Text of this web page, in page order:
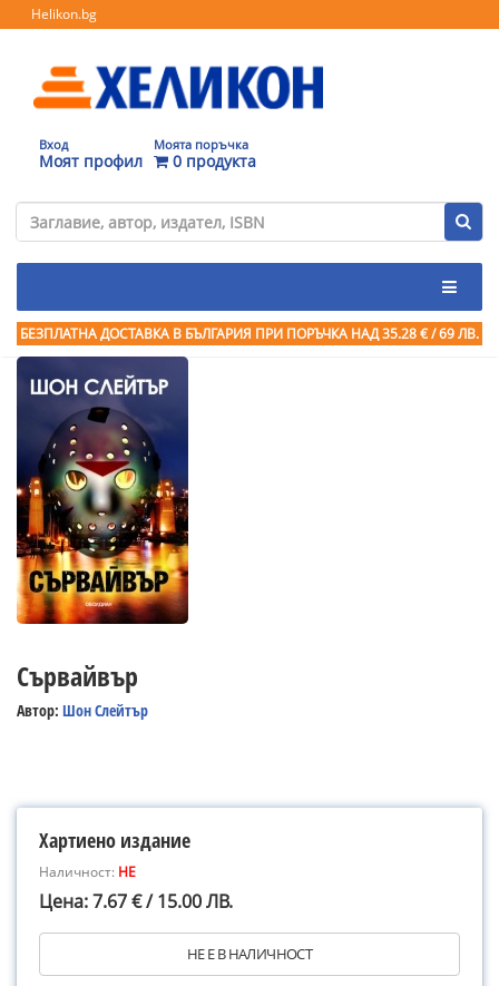
Helikon.bg
Вход
Моят профил
Моята поръчка
0 продукта
БЕЗПЛАТНА ДОСТАВКА В БЪЛГАРИЯ ПРИ ПОРЪЧКА НАД 35.28 € / 69 ЛВ.
Сървайвър
Автор: Шон Слейтър
Хартиено издание
Наличност: НЕ
Цена: 7.67 € / 15.00 ЛВ.
НЕ Е В НАЛИЧНОСТ